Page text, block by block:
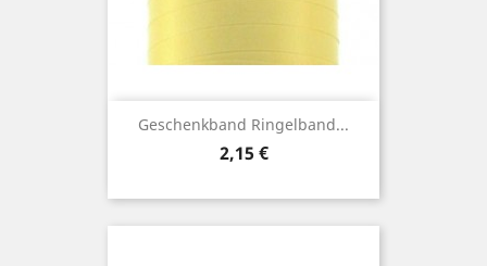
Geschenkband Ringelband...
Preis
2,15 €